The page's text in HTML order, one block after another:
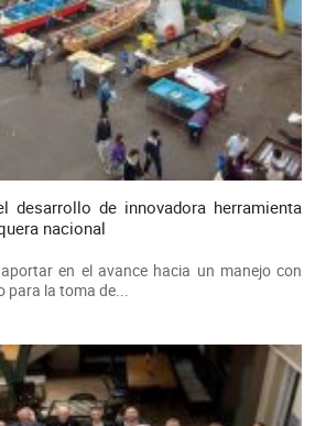
desarrollo de innovadora herramienta
nacional
en el avance hacia un manejo con
la toma de...